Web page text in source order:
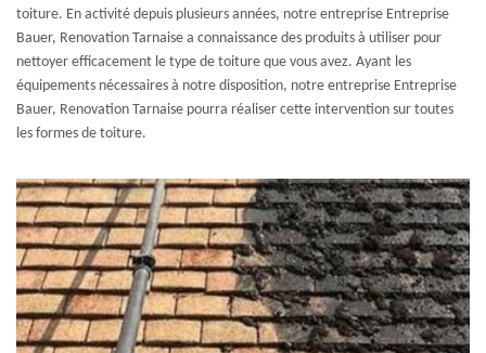
toiture. En activité depuis plusieurs années, notre entreprise Entreprise
Bauer, Renovation Tarnaise a connaissance des produits à utiliser pour
nettoyer efficacement le type de toiture que vous avez. Ayant les
équipements nécessaires à notre disposition, notre entreprise Entreprise
Bauer, Renovation Tarnaise pourra réaliser cette intervention sur toutes
les formes de toiture.